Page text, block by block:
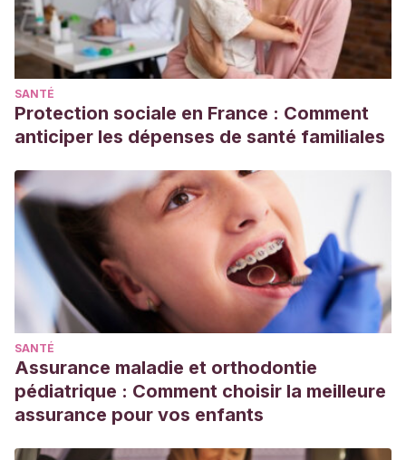
SANTÉ
Protection sociale en France : Comment
anticiper les dépenses de santé familiales
SANTÉ
Assurance maladie et orthodontie
pédiatrique : Comment choisir la meilleure
assurance pour vos enfants